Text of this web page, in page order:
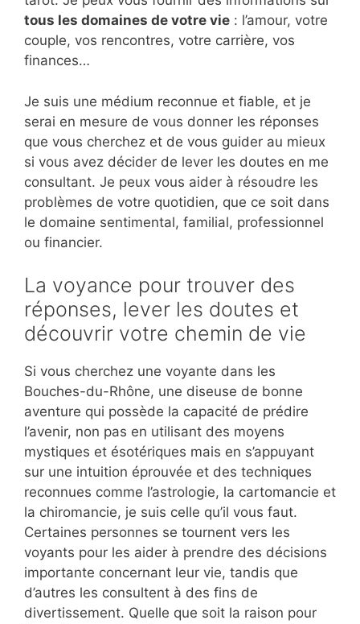
tous les domaines de votre vie : l’amour, votre
couple, vos rencontres, votre carrière, vos
finances…
Je suis une médium reconnue et fiable, et je
serai en mesure de vous donner les réponses
que vous cherchez et de vous guider au mieux
si vous avez décider de lever les doutes en me
consultant. Je peux vous aider à résoudre les
problèmes de votre quotidien, que ce soit dans
le domaine sentimental, familial, professionnel
ou financier.
La voyance pour trouver des
réponses, lever les doutes et
découvrir votre chemin de vie
Si vous cherchez une voyante dans les
Bouches-du-Rhône, une diseuse de bonne
aventure qui possède la capacité de prédire
l’avenir, non pas en utilisant des moyens
mystiques et ésotériques mais en s’appuyant
sur une intuition éprouvée et des techniques
reconnues comme l’astrologie, la cartomancie et
la chiromancie, je suis celle qu’il vous faut.
Certaines personnes se tournent vers les
voyants pour les aider à prendre des décisions
importante concernant leur vie, tandis que
d’autres les consultent à des fins de
divertissement. Quelle que soit la raison pour